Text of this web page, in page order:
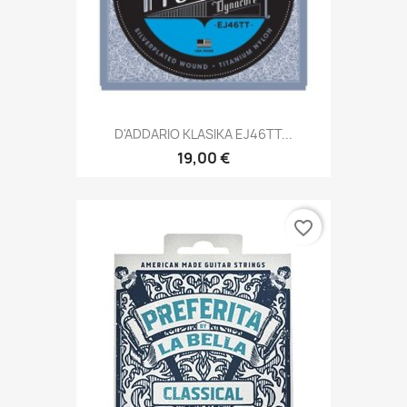
D'ADDARIO KLASIKA EJ46TT...
19,00 €
favorite_border